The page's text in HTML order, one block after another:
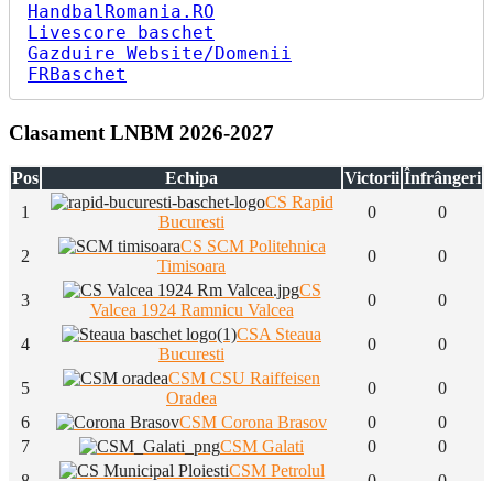
HandbalRomania.RO
Livescore baschet
Gazduire Website/Domenii
FRBaschet
Clasament LNBM 2026-2027
Pos Echipa Victorii Înfrângeri
1
CS Rapid
Bucuresti
0 0
2
CS SCM Politehnica
Timisoara
0 0
3
CS
Valcea 1924 Ramnicu Valcea
0 0
4
CSA Steaua
Bucuresti
0 0
5
CSM CSU Raiffeisen
Oradea
0
0
6
CSM Corona Brasov 0
0
7
CSM Galati 0
0
CSM Petrolul